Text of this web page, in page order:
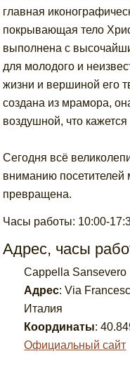
главная
покрывающая тело
выполнена с
для молодого и
жизни и вершиной его
создана из мрамора,
воздушной, что
Сегодня всё
вниманию посетителей
превращена.
Часы работы: 10:00-
Адрес, часы
Cappella Sansevero
Адрес:Via
Италия
Координаты:
Официальный сайт